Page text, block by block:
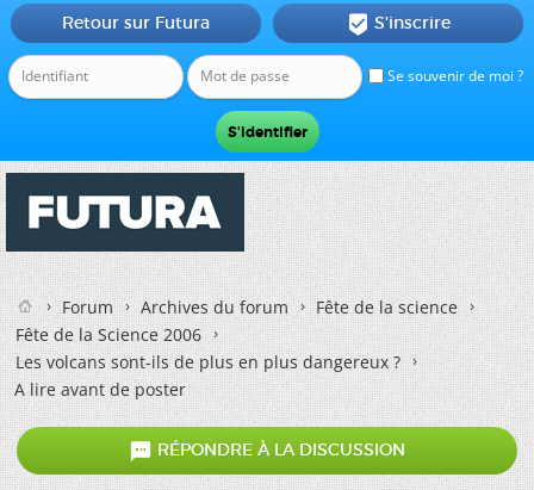
Se souvenir de moi ?
Retour sur Futura  S'inscrire
Forum Archives du forum
Fête de la science
Fête de la Science 2006
Les volcans sont-ils de plus en plus dangereux ?
A lire avant de poster
 RÉPONDRE À LA DISCUSSION